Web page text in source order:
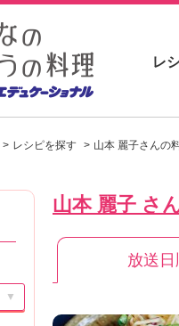
し
シ
を
よ
レ
レシピを探す 山本 麗子さんの
▼
山本 麗子 さ
放送日